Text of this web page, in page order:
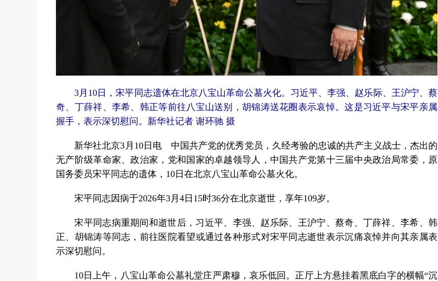
3月10日，宋平同志遗体在北京八宝山革命公墓火化。习近平、李强、赵乐际、王沪宁、蔡
奇、丁薛祥、李希、韩正等前往八宝山送别，胡锦涛送花圈表示哀悼。这是习近平与宋平亲属
握手，表示深切慰问。新华社记者 谢环驰 摄
新华社北京3月10日电 中国共产党的优秀党员，久经考验的忠诚的共产主义战士，杰出的
无产阶级革命家、政治家，党和国家的卓越领导人，中国共产党第十三届中央政治局常委，原
国务委员宋平同志的遗体，10日在北京八宝山革命公墓火化。
宋平同志因病于2026年3月4日15时36分在北京逝世，享年109岁。
宋平同志病重期间和逝世后，习近平、李强、赵乐际、王沪宁、蔡奇、丁薛祥、李希、韩
正、胡锦涛等同志，前往医院看望或通过各种形式对宋平同志逝世表示沉痛哀悼并向其亲属表
示深切慰问。
10日上午，八宝山革命公墓礼堂庄严肃穆，哀乐低回。正厅上方悬挂着黑底白字的横幅“沉